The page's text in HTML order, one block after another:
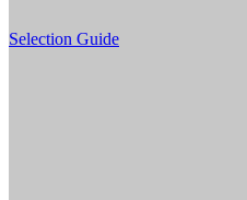
Selection Guide